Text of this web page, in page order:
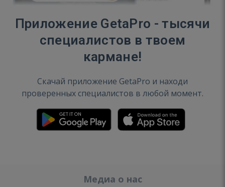
Приложение GetaPro - тысячи
специалистов в твоем
кармане!
Скачай приложение GetaPro и находи
проверенных специалистов в любой момент.
Медиа о нас